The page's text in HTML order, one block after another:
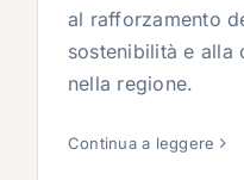
al rafforzamento
sostenibilità e alla
nella regione.
Continua a leggere